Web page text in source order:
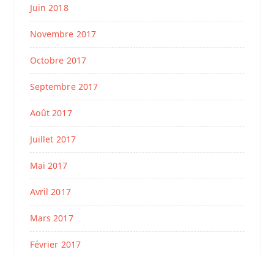
Juin 2018
Novembre 2017
Octobre 2017
Septembre 2017
Août 2017
Juillet 2017
Mai 2017
Avril 2017
Mars 2017
Février 2017